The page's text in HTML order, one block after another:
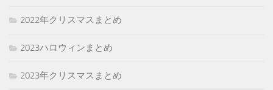
2022年クリスマスまとめ
2023ハロウィンまとめ
2023年クリスマスまとめ